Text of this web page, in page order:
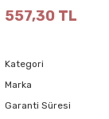
557,30 TL
Kategori
Marka
Garanti Süresi